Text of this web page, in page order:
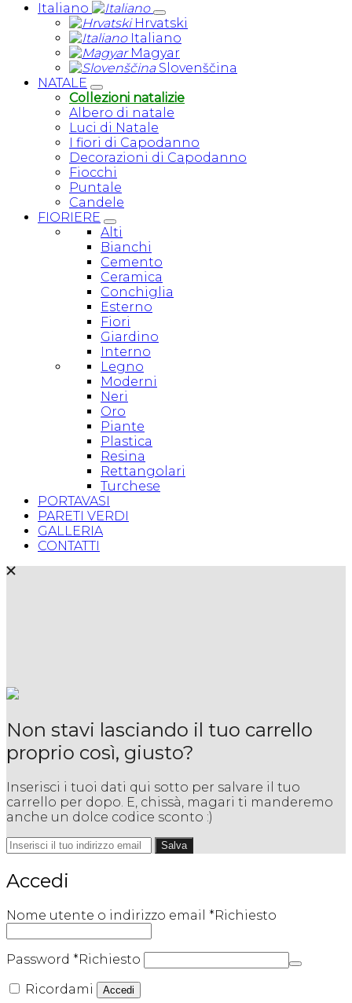
Italiano
Hrvatski
Italiano
Magyar
Slovenščina
NATALE
Collezioni natalizie
Albero di natale
Luci di Natale
I fiori di Capodanno
Decorazioni di Capodanno
Fiocchi
Puntale
Candele
FIORIERE
Alti
Bianchi
Cemento
Ceramica
Conchiglia
Esterno
Fiori
Giardino
Interno
Legno
Moderni
Neri
Oro
Piante
Plastica
Resina
Rettangolari
Turchese
PORTAVASI
PARETI VERDI
GALLERIA
CONTATTI
Non stavi lasciando il tuo carrello
proprio così, giusto?
Inserisci i tuoi dati qui sotto per salvare il tuo
carrello per dopo. E, chissà, magari ti manderemo
anche un dolce codice sconto :)
Salva
Accedi
Nome utente o indirizzo email *Richiesto
Password *Richiesto
Ricordami
Accedi